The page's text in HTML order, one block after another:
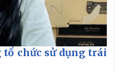
tổ chức sử dụng trái